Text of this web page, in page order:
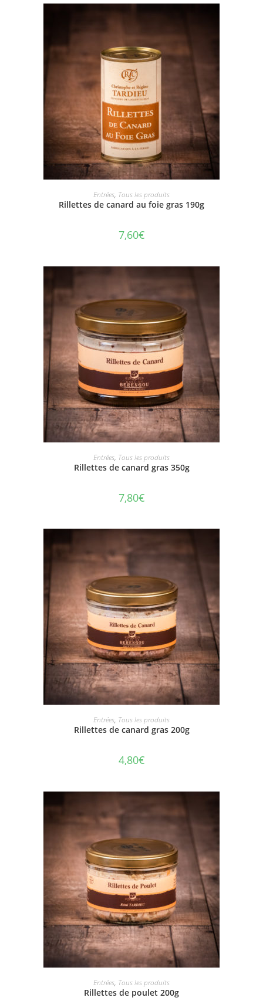
AJOUTER AU PANIER
Entrées, Tous les produits
Rillettes de canard au foie gras 190g
7,60€
AJOUTER AU PANIER
Entrées, Tous les produits
Rillettes de canard gras 350g
7,80€
AJOUTER AU PANIER
Entrées, Tous les produits
Rillettes de canard gras 200g
4,80€
AJOUTER AU PANIER
Entrées, Tous les produits
Rillettes de poulet 200g